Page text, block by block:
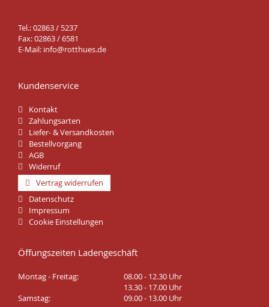
Tel.: 02863 / 5237
Fax: 02863 / 6581
E-Mail: info@rotthues.de
Kundenservice
Kontakt
Zahlungsarten
Liefer- & Versandkosten
Bestellvorgang
AGB
Widerruf
Vertrag widerrufen
Datenschutz
Impressum
Cookie Einstellungen
Öffungszeiten Ladengeschäft
Montag - Freitag:
08.00 - 12.30 Uhr
13.30 - 17.00 Uhr
Samstag:
09.00 - 13.00 Uhr